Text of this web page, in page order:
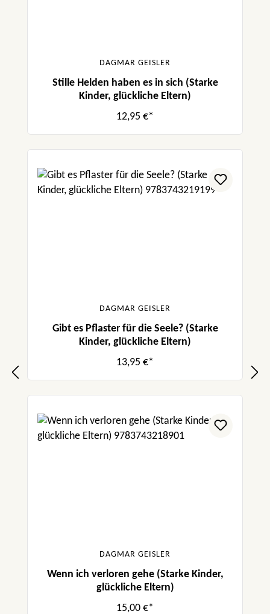
DAGMAR GEISLER
Stille Helden haben es in sich (Starke
Kinder, glückliche Eltern)
12,95 €*
DAGMAR GEISLER
Gibt es Pflaster für die Seele? (Starke
Kinder, glückliche Eltern)
13,95 €*
DAGMAR GEISLER
Wenn ich verloren gehe (Starke Kinder,
glückliche Eltern)
15,00 €*